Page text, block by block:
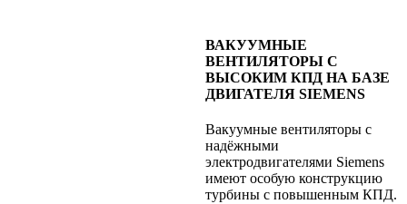
ВАКУУМНЫЕ
ВЕНТИЛЯТОРЫ С
ВЫСОКИМ КПД НА БАЗЕ
ДВИГАТЕЛЯ SIEMENS
Вакуумные вентиляторы c
надёжными
электродвигателями Siemens
имеют особую конструкцию
турбины с повышенным КПД.